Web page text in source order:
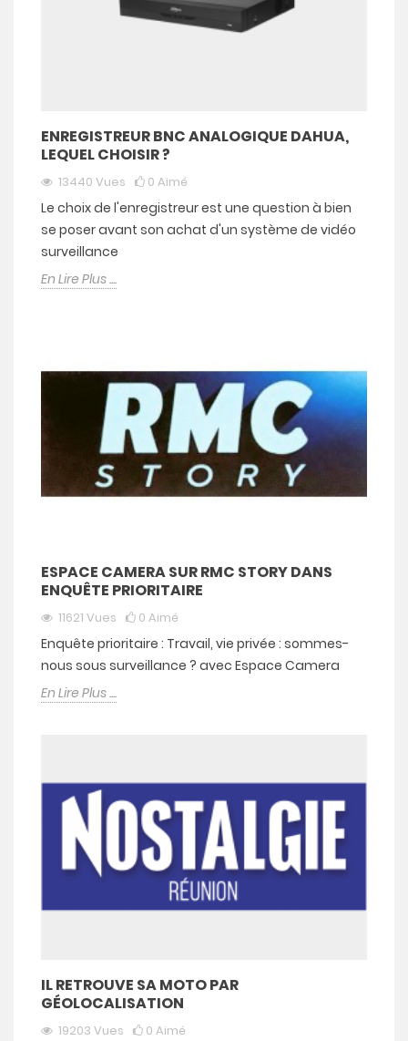
ENREGISTREUR BNC ANALOGIQUE DAHUA,
LEQUEL CHOISIR ?
13440 Vues 0 Aimé
Le choix de l'enregistreur est une question à bien
se poser avant son achat d'un système de vidéo
surveillance
En Lire Plus ....
ESPACE CAMERA SUR RMC STORY DANS
ENQUÊTE PRIORITAIRE
11621 Vues 0 Aimé
Enquête prioritaire : Travail, vie privée : sommes-
nous sous surveillance ? avec Espace Camera
En Lire Plus ....
IL RETROUVE SA MOTO PAR
GÉOLOCALISATION
19203 Vues 0 Aimé